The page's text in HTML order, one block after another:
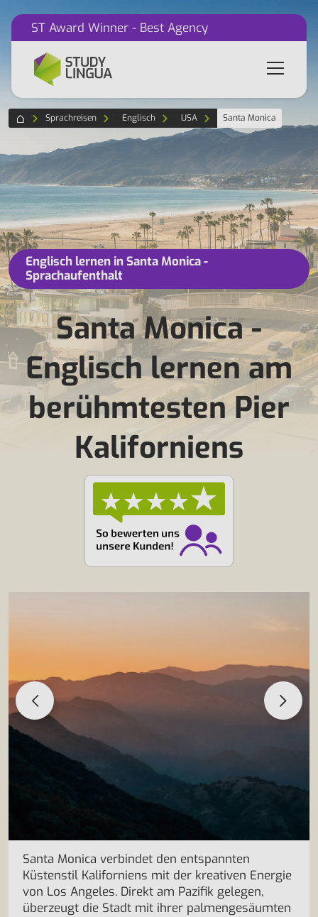
ST Award Winner - Best Agency
Sprachreisen Englisch USA Santa Monica
Englisch lernen in Santa Monica -
Sprachaufenthalt
Santa Monica -
Englisch lernen am
berühmtesten Pier
Kaliforniens
Santa Monica verbindet den entspannten
Küstenstil Kaliforniens mit der kreativen Energie
von Los Angeles. Direkt am Pazifik gelegen,
überzeugt die Stadt mit ihrer palmengesäumten